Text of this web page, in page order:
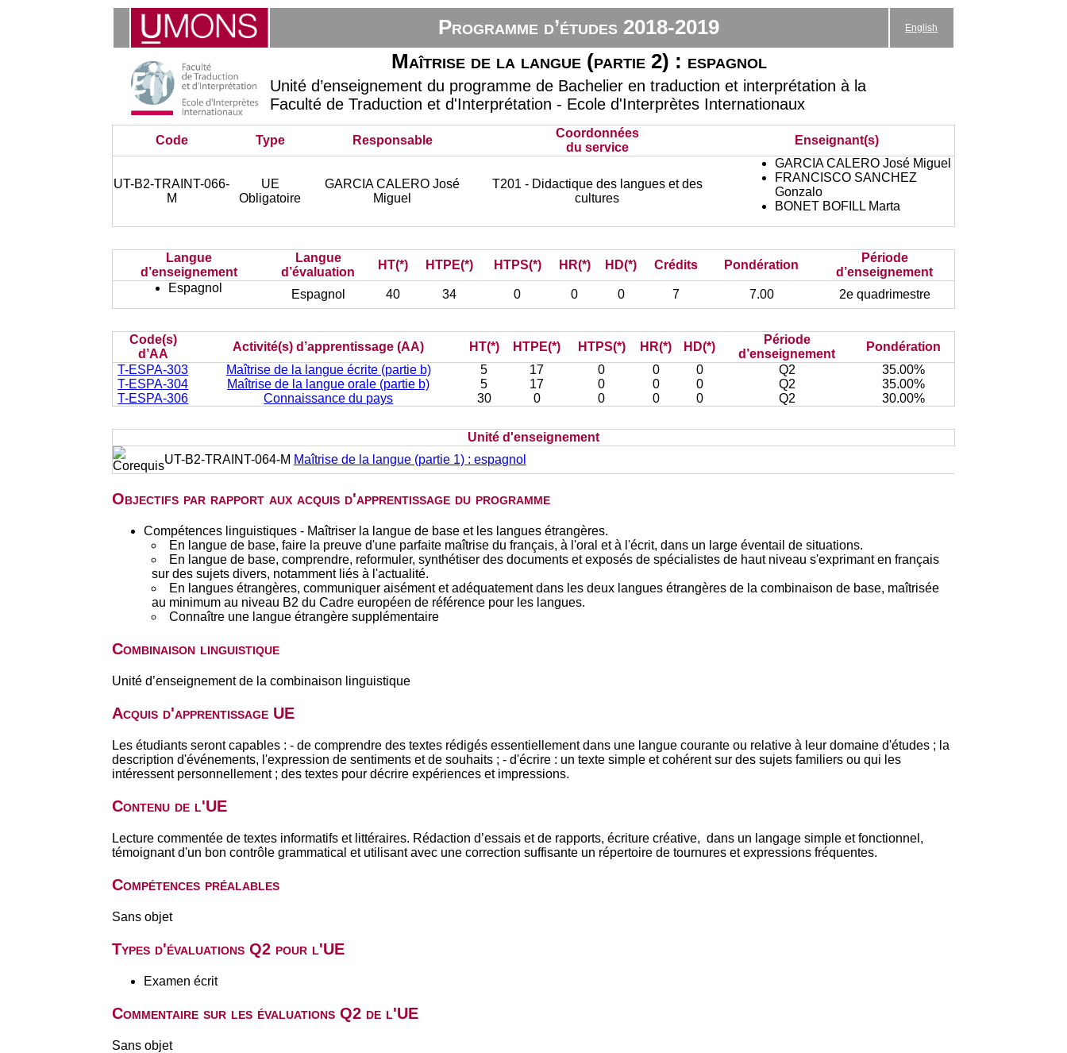
Programme d’études 2018-2019 English
Maîtrise de la langue (partie 2) : espagnol
Unité d’enseignement du programme de Bachelier en traduction et interprétation à la
Faculté de Traduction et d'Interprétation - Ecole d'Interprètes Internationaux
Code Type Responsable
Coordonnées
du service
Enseignant(s)
UT-B2-TRAINT-066-
M
UE
Obligatoire
GARCIA CALERO José
Miguel
T201 - Didactique des langues et des
cultures
GARCIA CALERO José Miguel
FRANCISCO SANCHEZ
Gonzalo
BONET BOFILL Marta
Langue
d’enseignement
Langue
d’évaluation
HT(*) HTPE(*) HTPS(*) HR(*) HD(*) Crédits Pondération
Période
d’enseignement
Espagnol
Espagnol 40 34 0 0 0 7 7.00 2e quadrimestre
Code(s)
d’AA
Activité(s) d’apprentissage (AA) HT(*) HTPE(*) HTPS(*) HR(*) HD(*)
Période
d’enseignement
Pondération
T-ESPA-303
Maîtrise de la langue écrite (partie b) 5 17 0 0 0 Q2
35.00%
T-ESPA-304
Maîtrise de la langue orale (partie b) 5 17 0 0 0 Q2
35.00%
T-ESPA-306
Connaissance du pays 30 0 0 0 0 Q2 30.00%
Unité d'enseignement
UT-B2-TRAINT-064-M Maîtrise de la langue (partie 1) : espagnol
Objectifs par rapport aux acquis d'apprentissage du programme
Compétences linguistiques - Maîtriser la langue de base et les langues étrangères.
En langue de base, faire la preuve d'une parfaite maîtrise du français, à l'oral et à l'écrit, dans un large éventail de situations.
En langue de base, comprendre, reformuler, synthétiser des documents et exposés de spécialistes de haut niveau s'exprimant en français
sur des sujets divers, notamment liés à l'actualité.
En langues étrangères, communiquer aisément et adéquatement dans les deux langues étrangères de la combinaison de base, maîtrisée
au minimum au niveau B2 du Cadre européen de référence pour les langues.
Connaître une langue étrangère supplémentaire
Combinaison linguistique
Unité d’enseignement de la combinaison linguistique
Acquis d'apprentissage UE
Les étudiants seront capables : - de comprendre des textes rédigés essentiellement dans une langue courante ou relative à leur domaine d'études ; la
description d'événements, l'expression de sentiments et de souhaits ; - d'écrire : un texte simple et cohérent sur des sujets familiers ou qui les
intéressent personnellement ; des textes pour décrire expériences et impressions.
Contenu de l'UE
Lecture commentée de textes informatifs et littéraires. Rédaction d’essais et de rapports, écriture créative, dans un langage simple et fonctionnel,
témoignant d'un bon contrôle grammatical et utilisant avec une correction suffisante un répertoire de tournures et expressions fréquentes.
Compétences préalables
Sans objet
Types d'évaluations Q2 pour l'UE
Examen écrit
Commentaire sur les évaluations Q2 de l'UE
Sans objet